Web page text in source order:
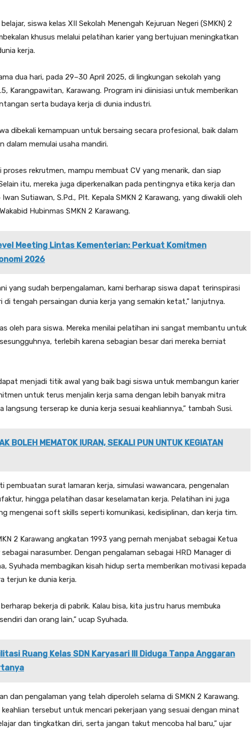
siswa kelas XII Sekolah Menengah Kejuruan Negeri (SMKN) 2
khusus melalui pelatihan karier yang bertujuan meningkatkan
kerja.
dua hari, pada 29–30 April 2025, di lingkungan sekolah yang
Karangpawitan, Karawang. Program ini diinisiasi untuk memberikan
serta budaya kerja di dunia industri.
dibekali kemampuan untuk bersaing secara profesional, baik dalam
dalam memulai usaha mandiri.
proses rekrutmen, mampu membuat CV yang menarik, dan siap
itu, mereka juga diperkenalkan pada pentingnya etika kerja dan
Sutiawan, S.Pd., Plt. Kepala SMKN 2 Karawang, yang diwakili oleh
Hubinmas SMKN 2 Karawang.
Meeting Lintas Kementerian: Perkuat Komitmen
2026
yang sudah berpengalaman, kami berharap siswa dapat terinspirasi
tengah persaingan dunia kerja yang semakin ketat,” lanjutnya.
oleh para siswa. Mereka menilai pelatihan ini sangat membantu untuk
terlebih karena sebagian besar dari mereka berniat
menjadi titik awal yang baik bagi siswa untuk membangun karier
untuk terus menjalin kerja sama dengan lebih banyak mitra
langsung terserap ke dunia kerja sesuai keahliannya,” tambah Susi.
BOLEH MEMATOK IURAN, SEKALI PUN UNTUK KEGIATAN
pembuatan surat lamaran kerja, simulasi wawancara, pengenalan
hingga pelatihan dasar keselamatan kerja. Pelatihan ini juga
mengenai soft skills seperti komunikasi, kedisiplinan, dan kerja tim.
2 Karawang angkatan 1993 yang pernah menjabat sebagai Ketua
narasumber. Dengan pengalaman sebagai HRD Manager di
Syuhada membagikan kisah hidup serta memberikan motivasi kepada
terjun ke dunia kerja.
bekerja di pabrik. Kalau bisa, kita justru harus membuka
dan orang lain,” ucap Syuhada.
Ruang Kelas SDN Karyasari III Diduga Tanpa Anggaran
dan pengalaman yang telah diperoleh selama di SMKN 2 Karawang.
tersebut untuk mencari pekerjaan yang sesuai dengan minat
dan tingkatkan diri, serta jangan takut mencoba hal baru,” ujar